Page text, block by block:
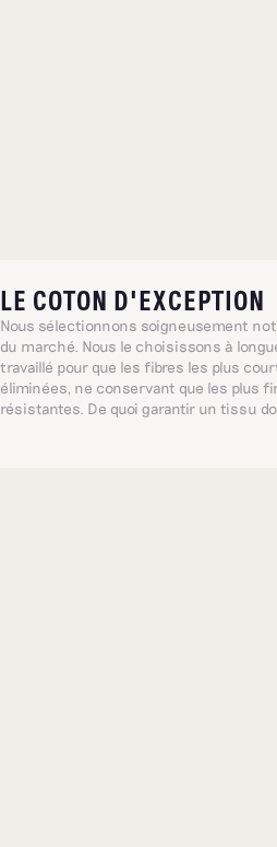
LE COTON D'EXCEPTION
Nous sélectionnons soigneusement
du marché. Nous le choisissons à
travaillé pour que les fibres les plus
éliminées, ne conservant que les plus
résistantes. De quoi garantir un tissu